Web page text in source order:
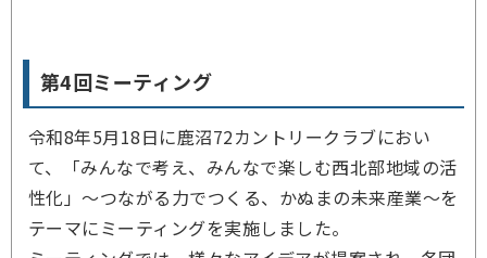
第4回ミーティング
令和8年5月18日に鹿沼72カントリークラブにおい
て、「みんなで考え、みんなで楽しむ西北部地域の活
性化」～つながる力でつくる、かぬまの未来産業～を
テーマにミーティングを実施しました。